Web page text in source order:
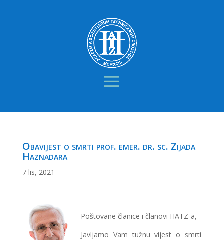
Obavijest o smrti prof. emer. dr. sc. Zijada
Haznadara
7 lis, 2021
Poštovane članice i članovi HATZ-a,
Javljamo Vam tužnu vijest o smrti